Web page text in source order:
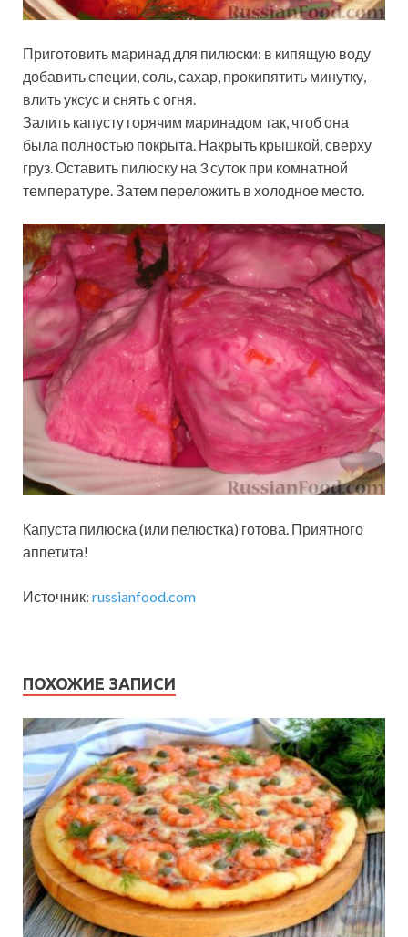
Приготовить маринад для пилюски: в кипящую воду
добавить специи, соль, сахар, прокипятить минутку,
влить уксус и снять с огня.
Залить капусту горячим маринадом так, чтоб она
была полностью покрыта. Накрыть крышкой, сверху
груз. Оставить пилюску на 3 суток при комнатной
температуре. Затем переложить в холодное место.
Капуста пилюска (или пелюстка) готова. Приятного
аппетита!
Источник: russianfood.com
ПОХОЖИЕ ЗАПИСИ